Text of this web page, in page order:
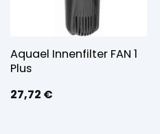
Aquael Innenfilter FAN 1
Plus
27,72 €